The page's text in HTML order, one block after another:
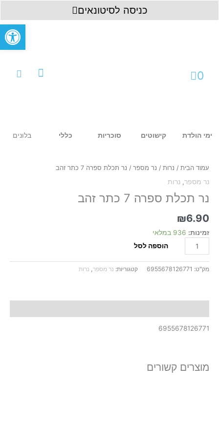
כניסה לסיטונאים
0
עגלת
ימי הולדת קישוטים סוכריות כללי בלונים
עמוד הבית / נרות / נר מספר / נר תכלת ספרה 7 כתר זהב
נר מספר, נרות
נר תכלת ספרה 7 כתר זהב
₪6.90
זמינות: 936 במלאי
נר
ספרה
7
כתר
זהב
הוספה לסל
מק"ט: 6955678126771 קטגוריות: נר מספר, נרות
6955678126771
מוצרים קשורים
פתח